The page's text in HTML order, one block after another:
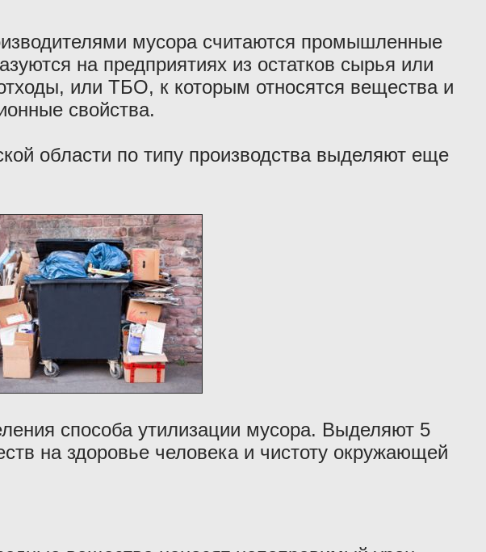
мусора считаются промышленные
на предприятиях из остатков сырья или
или ТБО, к которым относятся вещества и
свойства.
области по типу производства выделяют еще
способа утилизации мусора. Выделяют 5
на здоровье человека и чистоту окружающей